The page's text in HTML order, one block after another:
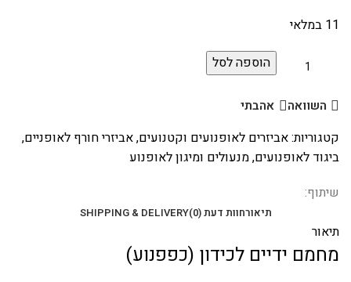
11 במלאי
הוספה לסל
השוואה
אהבתי
קטגוריות:אביזרים לאופנועים וקטנועים,אביזרי חורף לאופניים,
ביגוד לאופנועים,מנעולים ומיגון לאופנוע
שיתוף:
תיאורחוות דעת (0) SHIPPING & DELIVERY
תיאור
מחמם ידיים לכידון (כפפנוע)